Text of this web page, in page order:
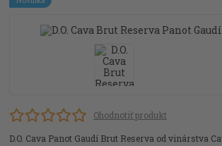
Ohodnotiť produkt
D.O. Cava Panot Gaudí Brut Reserva od vinárstva